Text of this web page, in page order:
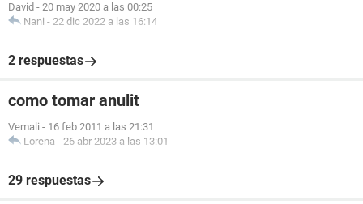
David - 20 may 2020 a las 00:25
Nani - 22 dic 2022 a las 16:14
2 respuestas
como tomar anulit
Vemali - 16 feb 2011 a las 21:31
Lorena - 26 abr 2023 a las 13:01
29 respuestas